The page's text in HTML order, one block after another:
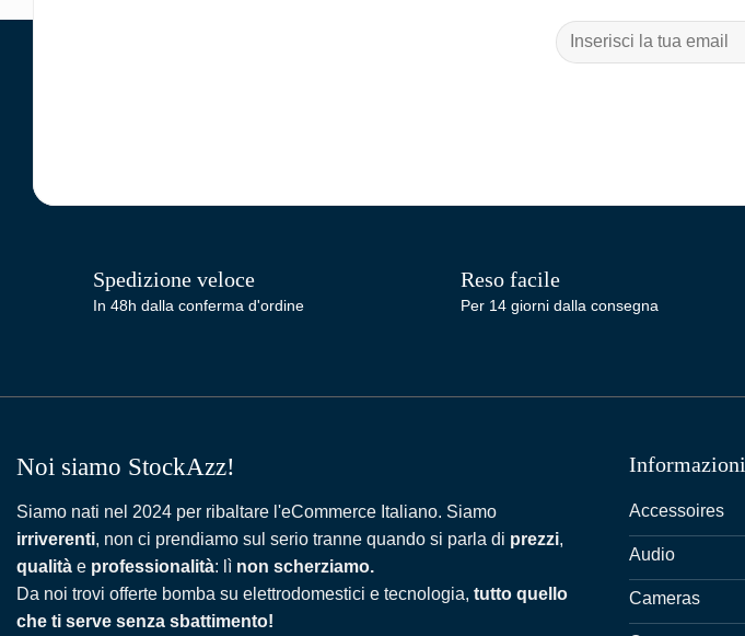
Spedizione veloce
In 48h dalla conferma d'ordine
Reso facile
Per 14 giorni dalla consegna
Noi siamo StockAzz!
Siamo nati nel 2024 per ribaltare l'eCommerce Italiano. Siamo
irriverenti, non ci prendiamo sul serio tranne quando si parla di prezzi,
qualità e professionalità: lì non scherziamo.
Da noi trovi offerte bomba su elettrodomestici e tecnologia, tutto quello
che ti serve senza sbattimento!
Informazioni
Accessoires
Audio
Cameras